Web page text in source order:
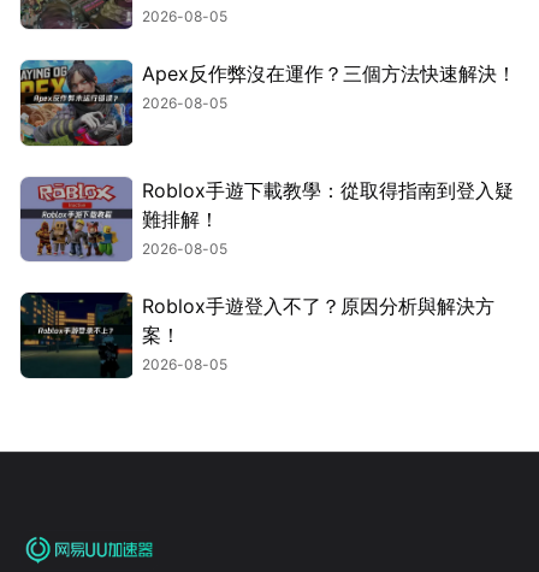
2026-08-05
Apex反作弊沒在運作？三個方法快速解決！
2026-08-05
Roblox手遊下載教學：從取得指南到登入疑
難排解！
2026-08-05
Roblox手遊登入不了？原因分析與解決方
案！
2026-08-05